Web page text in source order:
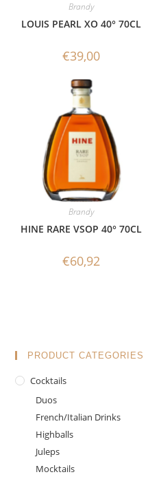
Brandy
LOUIS PEARL XO 40° 70CL
€39,00
Brandy
HINE RARE VSOP 40° 70CL
€60,92
PRODUCT CATEGORIES
Cocktails
Duos
French/Italian Drinks
Highballs
Juleps
Mocktails